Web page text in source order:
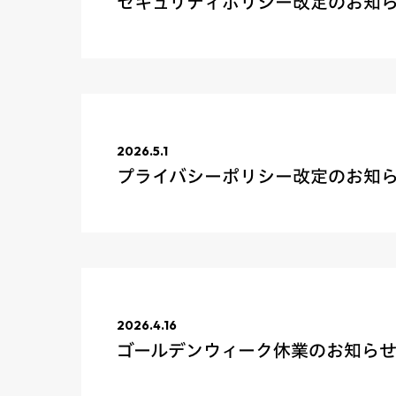
2026.5.1
プライバシーポリシー改定のお知
2026.4.16
ゴールデンウィーク休業のお知らせ